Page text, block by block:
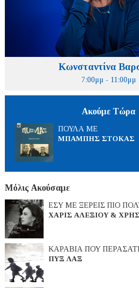
Κωνσταντίνα
7:00μμ - 11:00μμ
Ακούμε Τώρα
ΠΟΥΛΑ ΜΕ
ΜΠΑΜΠΗΣ ΣΤΟΚΑΣ
Μόλις Ακούσαμε
ΕΣΥ ΜΕ ΞΕΡΕΙΣ ΠΙΟ
ΧΑΡΙΣ ΑΛΕΞΙΟΥ &
ΚΑΡΑΒΙΑ ΠΟΥ
ΠΥΞ ΛΑΞ